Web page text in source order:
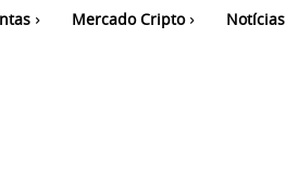
Mercado Cripto Notícias